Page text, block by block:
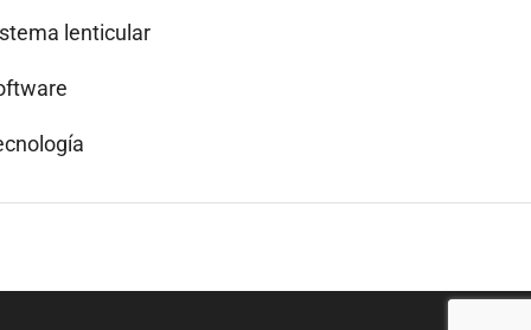
lenticular